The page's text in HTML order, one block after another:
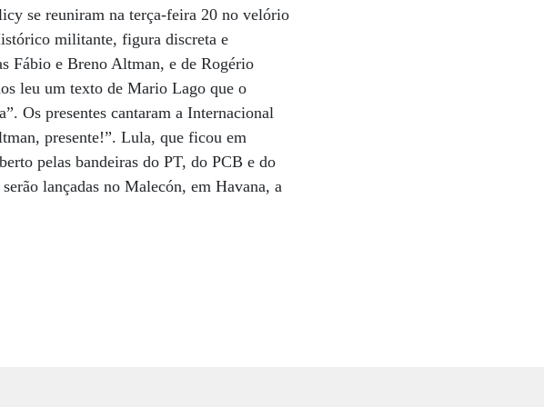
se reuniram na terça-feira 20 no velório
militante, figura discreta e
Fábio e Breno Altman, e de Rogério
leu um texto de Mario Lago que o
Os presentes cantaram a Internacional
presente!”. Lula, que ficou em
pelas bandeiras do PT, do PCB e do
lançadas no Malecón, em Havana, a